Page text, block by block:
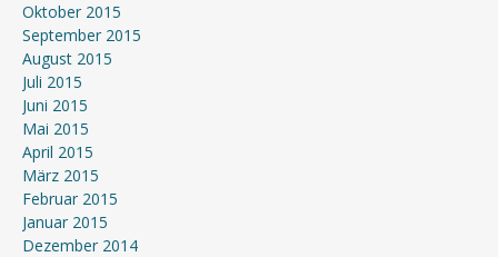
Oktober 2015
September 2015
August 2015
Juli 2015
Juni 2015
Mai 2015
April 2015
März 2015
Februar 2015
Januar 2015
Dezember 2014